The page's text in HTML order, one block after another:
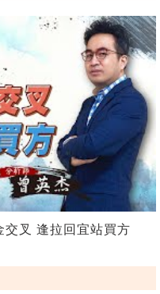
叉 逢拉回宜站買方